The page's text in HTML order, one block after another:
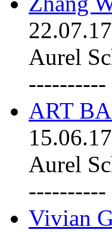
22.07.17
Aurel
----------
ART
15.06.17
Aurel
----------
Vivian